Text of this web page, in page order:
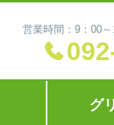
営業時間：9：00
グ